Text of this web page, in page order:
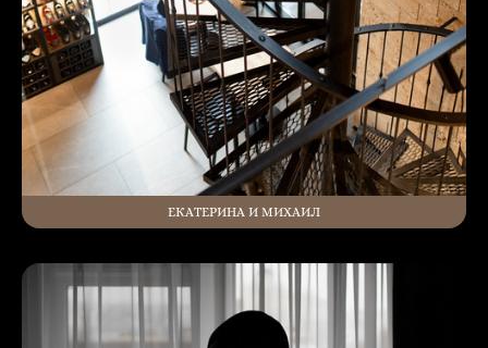
ЕКАТЕРИНА И МИХАИЛ